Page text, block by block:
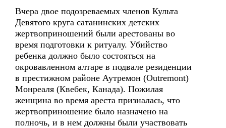
Вчера двое подозреваемых членов Культа
Девятого круга сатанинских детских
жертвоприношений были арестованы во
время подготовки к ритуалу. Убийство
ребенка должно было состояться на
окровавленном алтаре в подвале резиденции
в престижном районе Аутремон (Outremont)
Монреаля (Квебек, Канада). Пожилая
женщина во время ареста призналась, что
жертвоприношение было назначено на
полночь, и в нем должны были участвовать